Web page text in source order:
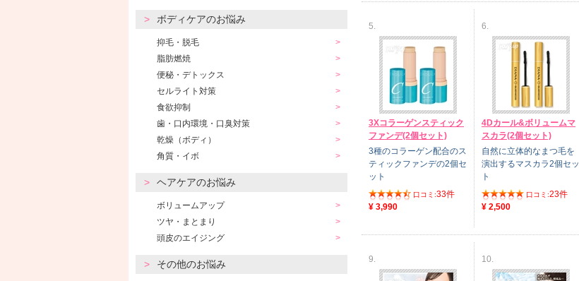
ボディケアのお悩み
抑毛・脱毛
脂肪燃焼
便秘・デトックス
セルライト対策
食欲抑制
歯・口内環境・口臭対策
乾燥（ボディ）
角質・イボ
ヘアケアのお悩み
ボリュームアップ
ツヤ・まとまり
頭皮のエイジング
その他のお悩み
5.
3Xコラーゲンスティック
ファンデ(2個セット)
3種のコラーゲン配合のス
ティックファンデの2個セ
ット
口コミ:33件
¥ 3,990
6.
4Dカール&ボリュームマ
スカラ(2個セット)
自然に立体的なまつ毛を
演出するマスカラ2個セッ
ト
口コミ:23件
¥ 2,500
9. 10.